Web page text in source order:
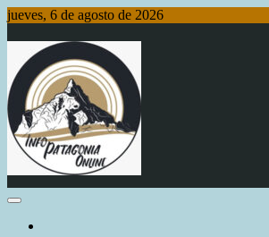
Saltar
contenido
jueves, 6 de agosto de 2026
Info Patagonia Online